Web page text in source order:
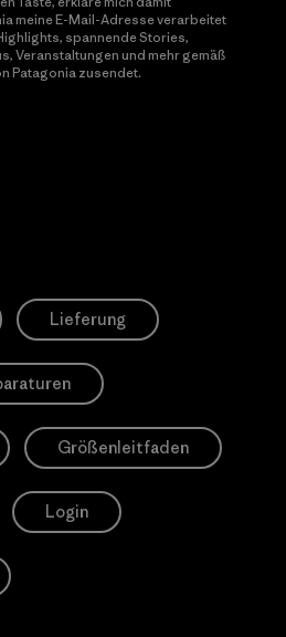
meine E-Mail-Adresse verarbeitet
spannende Stories,
Veranstaltungen und mehr gemäß
Patagonia zusendet.
Lieferung
Größenleitfaden
Login